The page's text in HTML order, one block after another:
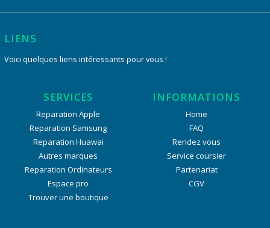
LIENS
Voici quelques liens intéressants pour vous !
SERVICES
Reparation Apple
Reparation Samsung
Reparation Huawai
Autres marques
Reparation Ordinateurs
Espace pro
Trouver une boutique
INFORMATIONS
Home
FAQ
Rendez vous
Service coursier
Partenariat
CGV